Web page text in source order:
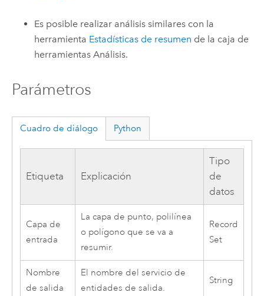
Es posible realizar análisis similares con la
herramienta Estadísticas de resumen de la caja de
herramientas Análisis.
Parámetros
Cuadro de diálogo Python
Etiqueta Explicación
Tipo
de
datos
Capa de
entrada
La capa de punto, polilínea
o polígono que se va a
resumir.
Record
Set
Nombre
de salida
El nombre del servicio de
entidades de salida.
String